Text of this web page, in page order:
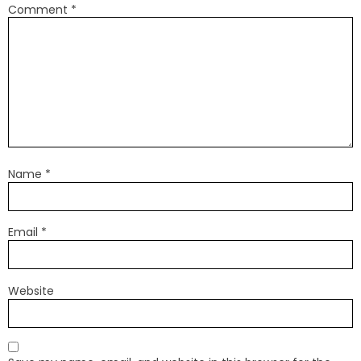
Comment *
Name *
Email *
Website